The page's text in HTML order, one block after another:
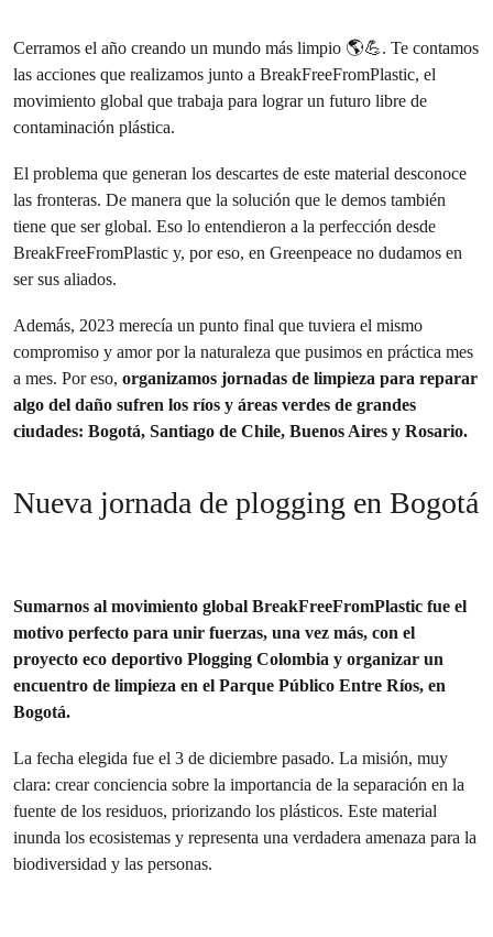
Cerramos el año creando un mundo más limpio 🌎💪. Te contamos
las acciones que realizamos junto a BreakFreeFromPlastic, el
movimiento global que trabaja para lograr un futuro libre de
contaminación plástica.
El problema que generan los descartes de este material desconoce
las fronteras. De manera que la solución que le demos también
tiene que ser global. Eso lo entendieron a la perfección desde
BreakFreeFromPlastic y, por eso, en Greenpeace no dudamos en
ser sus aliados.
Además, 2023 merecía un punto final que tuviera el mismo
compromiso y amor por la naturaleza que pusimos en práctica mes
a mes. Por eso, organizamos jornadas de limpieza para reparar
algo del daño sufren los ríos y áreas verdes de grandes
ciudades: Bogotá, Santiago de Chile, Buenos Aires y Rosario.
Nueva jornada de plogging en Bogotá
Sumarnos al movimiento global BreakFreeFromPlastic fue el
motivo perfecto para unir fuerzas, una vez más, con el
proyecto eco deportivo Plogging Colombia y organizar un
encuentro de limpieza en el Parque Público Entre Ríos, en
Bogotá.
La fecha elegida fue el 3 de diciembre pasado. La misión, muy
clara: crear conciencia sobre la importancia de la separación en la
fuente de los residuos, priorizando los plásticos. Este material
inunda los ecosistemas y representa una verdadera amenaza para la
biodiversidad y las personas.